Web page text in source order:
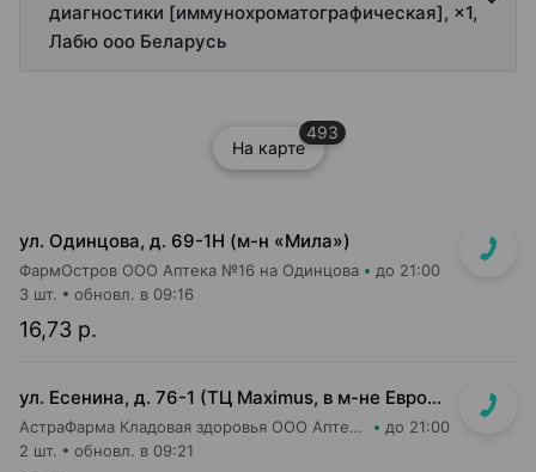
диагностики [иммунохроматографическая], ×1,
Лабю ооо Беларусь
На карте
493
ул. Одинцова, д. 69-1Н (м-н «Мила»)
ФармОстров ООО Аптека №16 на Одинцова до 21:00
16,73 р.
3 шт. обновл. в 09:16
ул. Есенина, д. 76-1 (ТЦ Maximus, в м-не Евроопт Super)
АстраФарма Кладовая здоровья ООО Аптека №9 до 21:00
2 шт. обновл. в 09:21